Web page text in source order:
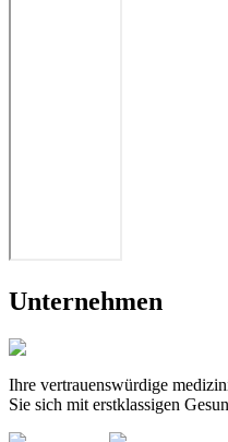
Unternehmen
Ihre vertrauenswürdige
Sie sich mit erstklassigen